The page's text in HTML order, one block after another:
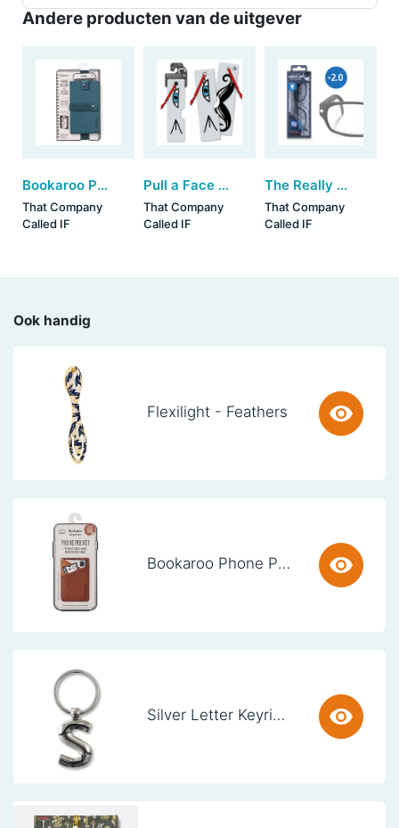
Andere producten van de uitgever
Bookaroo Phone Holder - Teal
That Company
Called IF
Pull a Face Bookmarks - Wink (set van 3)
That Company
Called IF
The Really Useful Light-Up Readers - Concept (+2)
That Company
Called IF
Ook handig
Flexilight - Feathers
Bookaroo Phone Pocket - Brown
Silver Letter Keyring - S (set van 3)